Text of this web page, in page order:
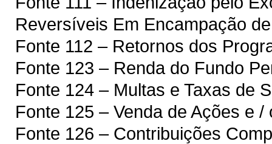
Reversíveis Em Encampação
Fonte 112 – Retornos dos
Fonte 123 – Renda do Fundo
Fonte 124 – Multas e Taxas de
Fonte 125 – Venda de Ações e
Fonte 126 – Contribuições